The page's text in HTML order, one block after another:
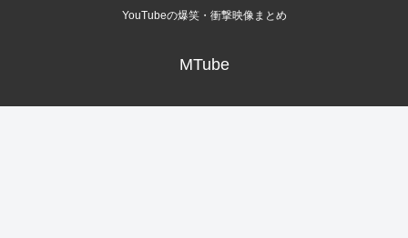
YouTubeの爆笑・衝撃映像まとめ
MTube